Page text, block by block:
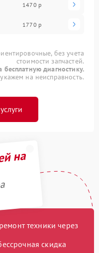
1470 р
1770 р
без учета
стоимости запчастей.
бесплатную диагностику.
на неисправность.
на
техники через
скидка